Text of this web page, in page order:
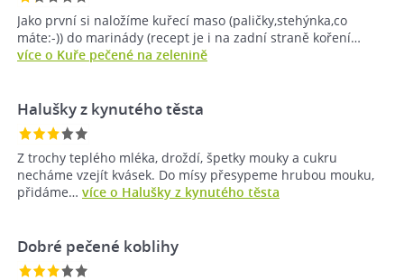
Jako první si naložíme kuřecí maso (paličky,stehýnka,co
máte:-)) do marinády (recept je i na zadní straně koření…
více o Kuře pečené na zelenině
Halušky z kynutého těsta
Z trochy teplého mléka, droždí, špetky mouky a cukru
necháme vzejít kvásek. Do mísy přesypeme hrubou mouku,
přidáme… více o Halušky z kynutého těsta
Dobré pečené koblihy